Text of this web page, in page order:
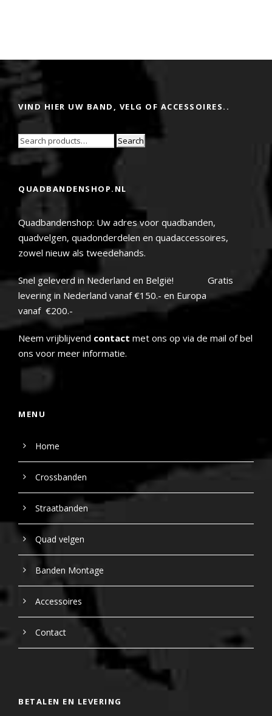
VIND HIER UW BAND, VELG OF ACCESSOIRES..
Search
QUADBANDENSHOP.NL
Quadbandenshop: Uw adres voor quadbanden,
quadvelgen, quadonderdelen en quadaccessoires,
zowel nieuw als tweedehands.
Snel geleverd in Nederland en België! Gratis
levering in Nederland vanaf €150.- en Europa
vanaf €200.-
Neem vrijblijvend contact met ons op via de mail of bel
ons voor meer informatie.
MENU
Home
Crossbanden
Straatbanden
Quad velgen
Banden Montage
Accessoires
Contact
BETALEN EN LEVERING